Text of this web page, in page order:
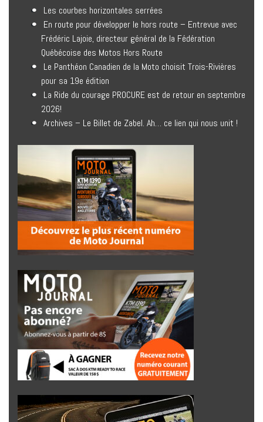
Les courbes horizontales serrées
En route pour développer le hors route – Entrevue avec
Frédéric Lajoie, directeur général de la Fédération
Québécoise des Motos Hors Route
Le Panthéon Canadien de la Moto choisit Trois-Rivières
pour sa 19e édition
La Ride du courage PROCURE est de retour en septembre
2026!
Archives – Le Billet de Zabel. Ah… ce lien qui nous unit !